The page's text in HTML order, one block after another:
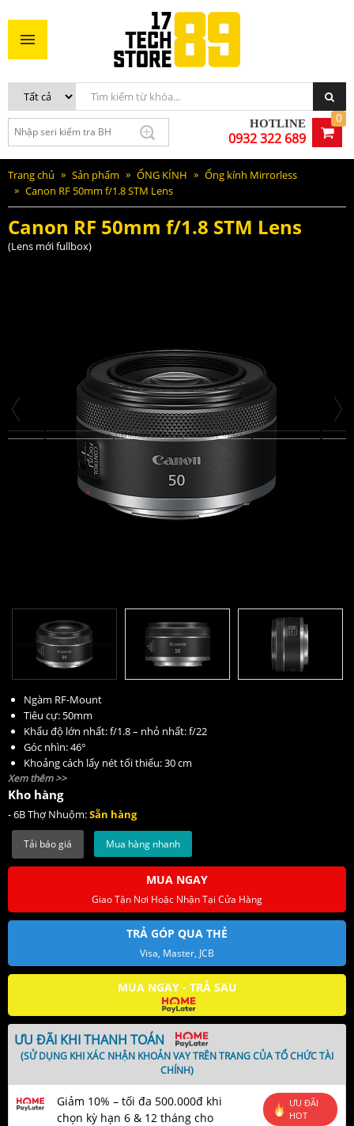
HOTLINE
0932 322 689
0
Canon RF 50mm f/1.8 STM Lens
5.890.000VNĐ
Trang chủ Sản phẩm ỐNG KÍNH
Ống kính Mirrorless
Canon RF 50mm f/1.8 STM Lens
Canon RF 50mm f/1.8 STM Lens
(Lens mới fullbox)
Ngàm RF-Mount
Tiêu cự: 50mm
Khẩu độ lớn nhất: f/1.8 – nhỏ nhất: f/22
Góc nhìn: 46°
Khoảng cách lấy nét tối thiểu: 30 cm
Độ phóng đại: 0.25x
Thiết kế quang học: 6 thấu kính trong 5 nhóm
Số lá khẩu: 7
Kích thước Filter: 43 mm (Front)
Kích thước(ø x L): 69 x 40 mm
Xem thêm >>
Kho hàng
- 6B Thợ Nhuộm:Sẵn hàng
Mua hàng nhanh
MUA NGAY
Giao Tận Nơi Hoặc Nhận Tại Cửa Hàng
TRẢ GÓP QUA THẺ
Visa, Master, JCB
MUA NGAY - TRẢ SAU
ƯU ĐÃI KHI THANH TOÁN
(SỬ DỤNG KHI XÁC NHẬN KHOẢN VAY TRÊN TRANG CỦA TỔ CHỨC TÀI
CHÍNH)
Giảm 10% – tối đa 500.000đ khi
chọn kỳ hạn 6 & 12 tháng cho
ƯU ĐÃI
HOT